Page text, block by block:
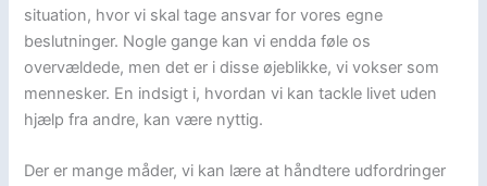
situation, hvor vi skal tage ansvar for vores egne
beslutninger. Nogle gange kan vi endda føle os
overvældede, men det er i disse øjeblikke, vi vokser som
mennesker. En indsigt i, hvordan vi kan tackle livet uden
hjælp fra andre, kan være nyttig.
Der er mange måder, vi kan lære at håndtere udfordringer